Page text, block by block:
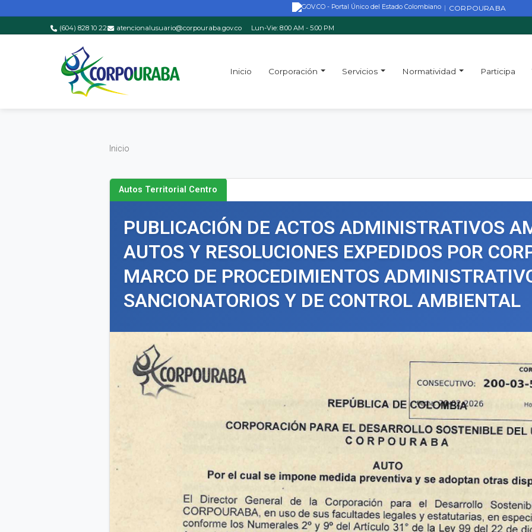
Saltar al contenido principal
| CORPOURABA
(604) 828 10 22 atencionalusuario@corpouraba.gov.co Lun-Vie: 8:00 AM - 5:00 PM
Inicio Corporación Servicios Normatividad Participa
Inicio
Inicio
Autos Territorial Centro
PUBLICACIÓN DE ACTOS ADMINISTRATIVOS
AUTOS Y RESOLUCIONES EXPEDIDOS POR
MARCO DE PROCEDIMIENTOS
SANCIONATORIOS Y DE CONTROL AMBIENTAL